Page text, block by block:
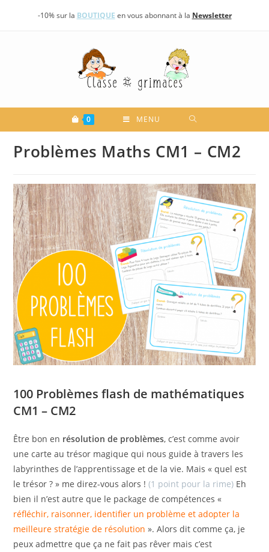
-10% sur la BOUTIQUE en vous abonnant à la Newsletter
0 MENU
Problèmes Maths CM1 – CM2
100 Problèmes flash de mathématiques
CM1 – CM2
Être bon en résolution de problèmes, c’est comme avoir
une carte au trésor magique qui nous guide à travers les
labyrinthes de l’apprentissage et de la vie. Mais « quel est
le trésor ? » me direz-vous alors ! (1 point pour la rime) Eh
bien il n’est autre que le package de compétences «
réfléchir, raisonner, identifier un problème et adopter la
meilleure stratégie de résolution ». Alors dit comme ça, je
peux admettre que ça ne fait pas rêver mais c’est